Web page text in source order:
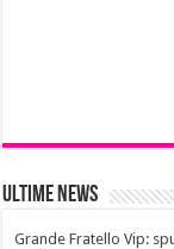
Ultime News
Grande Fratello Vip: